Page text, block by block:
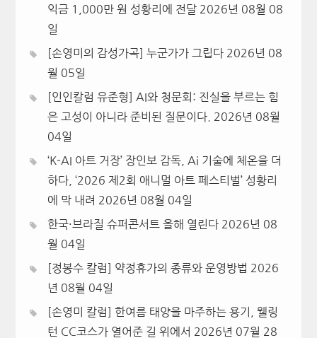
익금 1,000만 원 성황리에 전달 2026년 08월 08
일
[손영미의 감성가곡] 누군가가 그립다 2026년 08
월 05일
[인인칼럼 유준형] AI와 청문회: 진실을 부르는 힘
은 고성이 아니라 준비된 질문이다.
2026년 08월
04일
‘K-AI 아트 거장’ 장인보 감독, Ai 기술에 체온을 더
하다, ‘2026 제2회 애니멀 아트 페스티벌’ 성황리
에 막 내려 2026년 08월 04일
한국·브라질 슈퍼콘서트 올해 열린다 2026년 08
월 04일
[정봉수 칼럼] 약정휴가의 종류와 운영방법 2026
년 08월 04일
[손영미 칼럼] 한여름 태양을 마주하는 용기, 웰링
턴 CC코스가 열어준 길 위에서 2026년 07월 28